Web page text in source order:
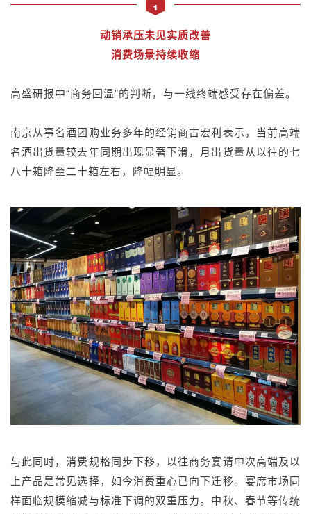
1
动销承压未见实质改善
消费场景持续收缩
高盛研报中“商务回温”的判断，与一线终端感受存在偏差。
南京从事名酒团购业务多年的经销商古宏利表示，当前高端
名酒出货量较去年同期出现显著下滑，月出货量从以往的七
八十箱降至二十箱左右，降幅明显。
与此同时，消费规格同步下移，以往商务宴请中次高端及以
上产品是常见选择，如今消费重心已向下迁移。宴席市场同
样面临规模缩减与标准下调的双重压力。中秋、春节等传统